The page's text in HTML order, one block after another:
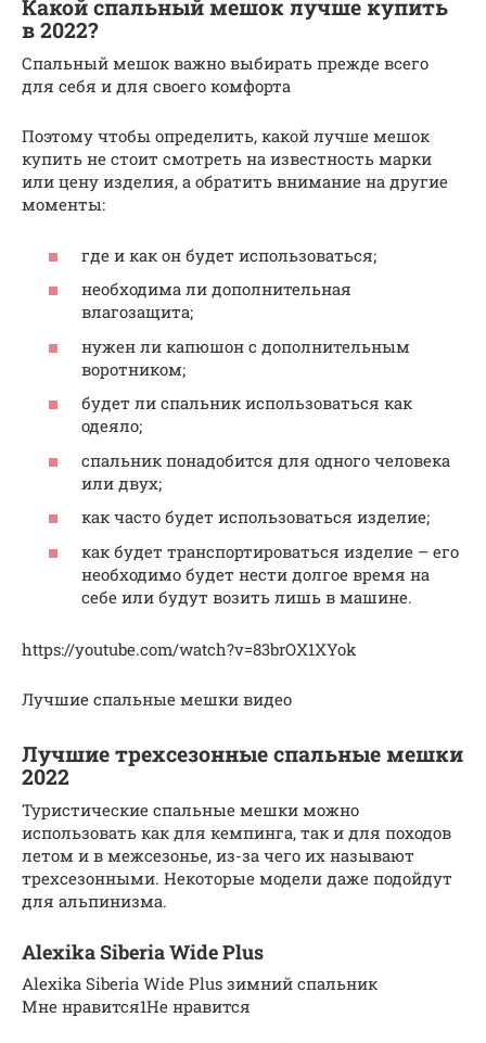
Какой спальный мешок лучше купить
в 2022?
Спальный мешок важно выбирать прежде всего
для себя и для своего комфорта
Поэтому чтобы определить, какой лучше мешок
купить не стоит смотреть на известность марки
или цену изделия, а обратить внимание на другие
моменты:
где и как он будет использоваться;
необходима ли дополнительная
влагозащита;
нужен ли капюшон с дополнительным
воротником;
будет ли спальник использоваться как
одеяло;
спальник понадобится для одного человека
или двух;
как часто будет использоваться изделие;
как будет транспортироваться изделие – его
необходимо будет нести долгое время на
себе или будут возить лишь в машине.
https://youtube.com/watch?v=83brOX1XYok
Лучшие спальные мешки видео
Лучшие трехсезонные спальные мешки
2022
Туристические спальные мешки можно
использовать как для кемпинга, так и для походов
летом и в межсезонье, из-за чего их называют
трехсезонными. Некоторые модели даже подойдут
для альпинизма.
Alexika Siberia Wide Plus
Alexika Siberia Wide Plus зимний спальник
Мне нравится1Не нравится